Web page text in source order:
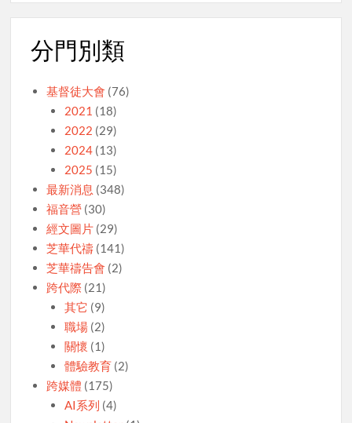
分門別類
基督徒大會 (76)
2021 (18)
2022 (29)
2024(13)
2025 (15)
最新消息 (348)
福音營 (30)
經文圖片 (29)
芝華代禱 (141)
芝華禱告會 (2)
跨代際 (21)
其它 (9)
職場(2)
關懷 (1)
體驗教育(2)
跨媒體 (175)
AI系列 (4)